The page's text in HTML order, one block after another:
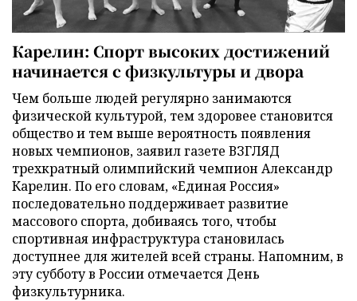
Карелин: Спорт высоких достижений
начинается с физкультуры и двора
Чем больше людей регулярно занимаются
физической культурой, тем здоровее становится
общество и тем выше вероятность появления
новых чемпионов, заявил газете ВЗГЛЯД
трехкратный олимпийский чемпион Александр
Карелин. По его словам, «Единая Россия»
последовательно поддерживает развитие
массового спорта, добиваясь того, чтобы
спортивная инфраструктура становилась
доступнее для жителей всей страны. Напомним, в
эту субботу в России отмечается День
физкультурника.